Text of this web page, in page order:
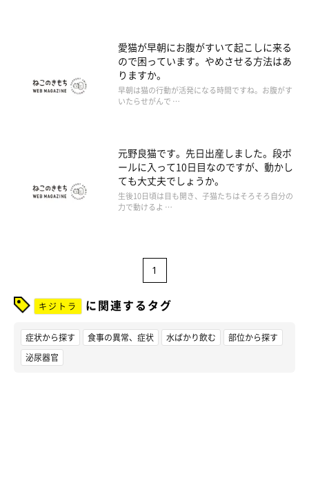
愛猫が早朝にお腹がすいて起こしに来る
ので困っています。やめさせる方法はあ
りますか。
早朝は猫の行動が活発になる時間ですね。お腹がす
いたらせがんで …
元野良猫です。先日出産しました。段ボ
ールに入って10日目なのですが、動かし
ても大丈夫でしょうか。
生後10日頃は目も開き、子猫たちはそろそろ自分の
力で動けるよ …
1
キジトラ に関連するタグ
症状から探す 食事の異常、症状 水ばかり飲む
部位から探す
泌尿器官